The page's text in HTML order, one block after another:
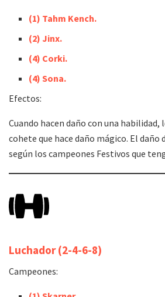
(1) Tahm Kench.
(2) Jinx.
(4) Corki.
(4) Sona.
Efectos:
Cuando hacen daño con una habilidad,
cohete que hace daño mágico. El
según los campeones Festivos que
Luchador (2-4-6-8)
Campeones: